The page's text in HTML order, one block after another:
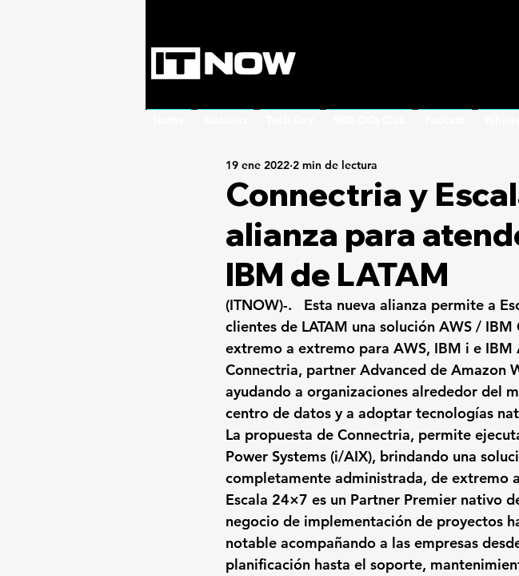
Connectria y
alianza para
IBM de LATAM
19 ene 2022 2 min de lectura
(ITNOW)-.   Esta nueva alianza permite a
clientes de LATAM una solución AWS / IBM
extremo a extremo para AWS, IBM i e IBM
Connectria, partner Advanced de Amazon
ayudando a organizaciones alrededor del
centro de datos y a adoptar tecnologías
La propuesta de Connectria, permite
Power Systems (i/AIX), brindando una
completamente administrada, de extremo
Escala 24×7 es un Partner Premier nativo
negocio de implementación de proyectos
notable acompañando a las empresas
planificación hasta el soporte,